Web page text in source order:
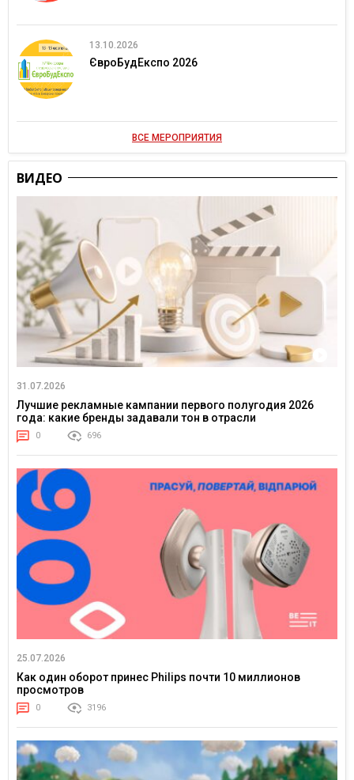
13.10.2026
ЄвроБудЕкспо 2026
ВСЕ МЕРОПРИЯТИЯ
ВИДЕО
31.07.2026
Лучшие рекламные кампании первого полугодия 2026
года: какие бренды задавали тон в отрасли
0 696
25.07.2026
Как один оборот принес Philips почти 10 миллионов
просмотров
0 3196